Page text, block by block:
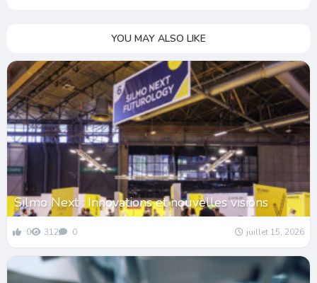
YOU MAY ALSO LIKE
Silmo Next : Innovations et nouvelles visions
0 312 0 juillet 15, 2026